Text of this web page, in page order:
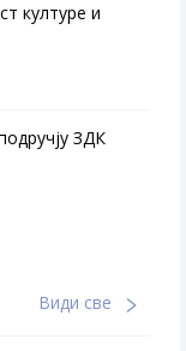
културе и
ЗДК
Види све